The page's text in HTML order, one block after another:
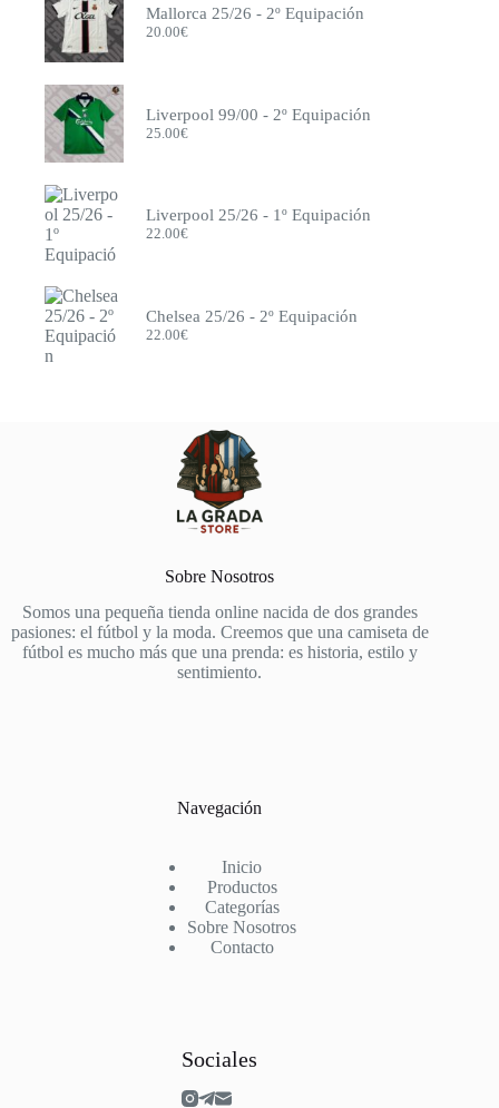
Mallorca 25/26 - 2º Equipación
20.00€
Liverpool 99/00 - 2º Equipación
25.00€
Liverpool 25/26 - 1º Equipación
22.00€
Chelsea 25/26 - 2º Equipación
22.00€
Sobre Nosotros
Somos una pequeña tienda online nacida de dos grandes
pasiones: el fútbol y la moda. Creemos que una camiseta de
fútbol es mucho más que una prenda: es historia, estilo y
sentimiento.
Navegación
Inicio
Productos
Categorías
Sobre Nosotros
Contacto
Sociales